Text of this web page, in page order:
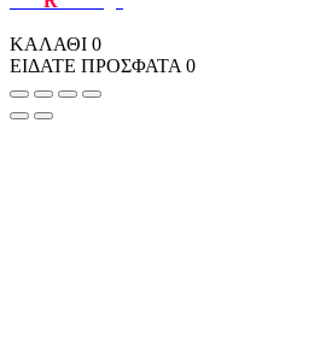
ΚΑΛΑΘΙ 0
ΕΙΔΑΤΕ ΠΡΟΣΦΑΤΑ 0